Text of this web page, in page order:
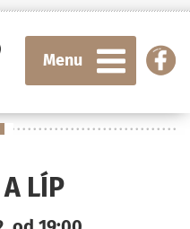
Menu
LÍP